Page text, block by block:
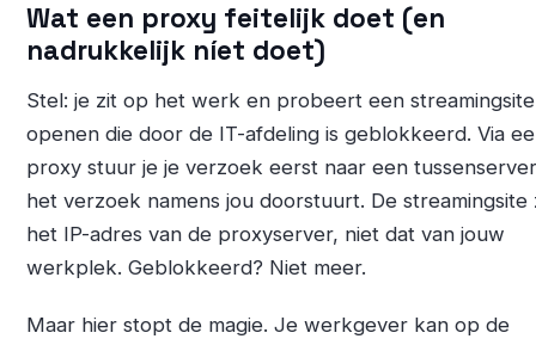
Wat een proxy feitelijk doet (en
nadrukkelijk níet doet)
Stel: je zit op het werk en probeert een
openen die door de IT-afdeling is geblokkeerd. Via
proxy stuur je je verzoek eerst naar een
het verzoek namens jou doorstuurt. De streamingsite
het IP-adres van de proxyserver, niet dat van jouw
werkplek. Geblokkeerd? Niet meer.
Maar hier stopt de magie. Je werkgever kan op de